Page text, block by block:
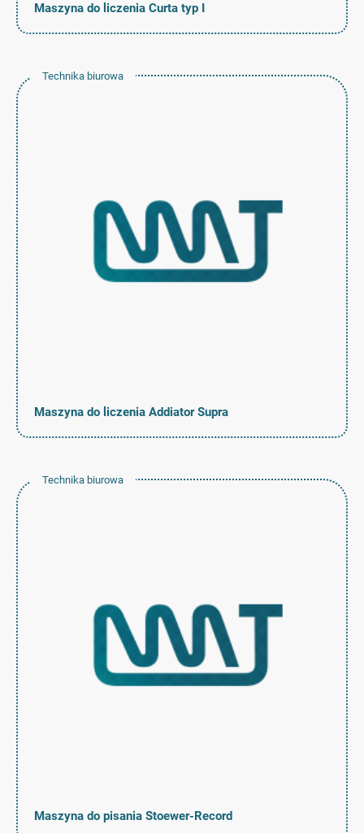
Maszyna do liczenia Curta typ I
Technika biurowa
Maszyna do liczenia Addiator Supra
Technika biurowa
Maszyna do pisania Stoewer-Record